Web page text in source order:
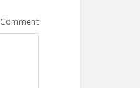
Comment